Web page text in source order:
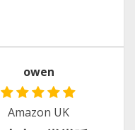
owen
Amazon UK